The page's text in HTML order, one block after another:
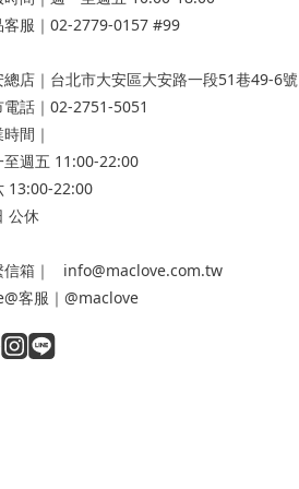
客服｜02-2779-0157 #99
總店 ｜台北市大安區大安路一段51巷49-6號
電話｜02-2751-5051
間｜
至週五 11:00-22:00
13:00-22:00
公休
信箱｜ info@maclove.com.tw
客服｜@maclove